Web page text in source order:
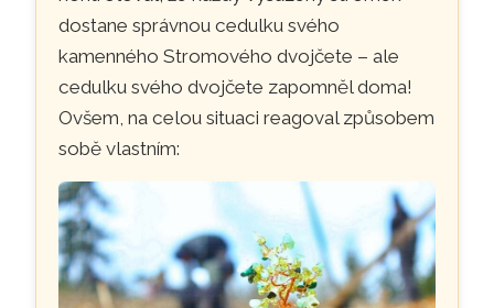
dostane správnou cedulku svého
kamenného Stromového dvojčete – ale
cedulku svého dvojčete zapomněl doma!
Ovšem, na celou situaci reagoval způsobem
sobě vlastním: